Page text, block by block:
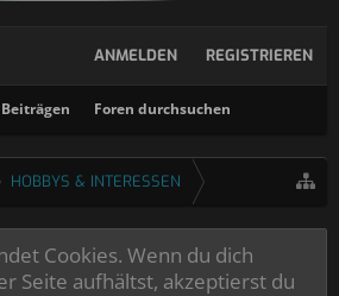
Foren durchsuchen
ANMELDEN REGISTRIEREN
HOBBYS & INTERESSEN
Cookies. Wenn du dich
Seite aufhältst, akzeptierst du